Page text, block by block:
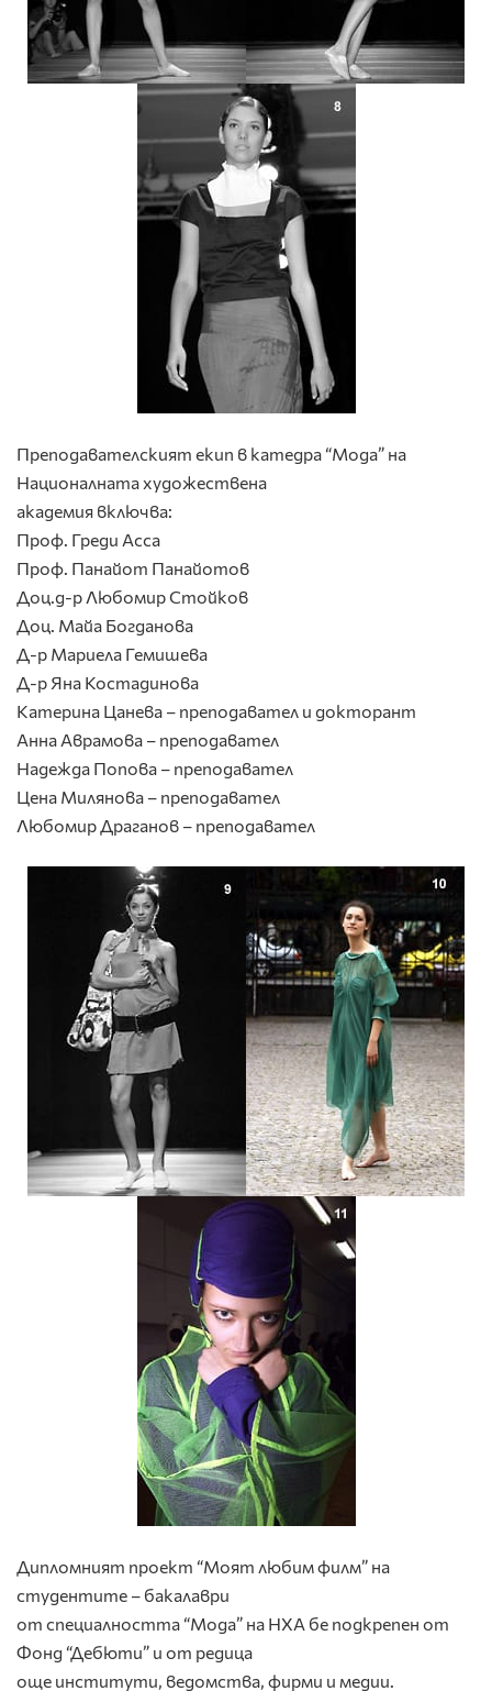
Преподавателският екип в катедра “Мода” на
Националната художествена
академия включва:
Проф. Греди Асса
Проф. Панайот Панайотов
Доц.д-р Любомир Стойков
Доц. Майа Богданова
Д-р Мариела Гемишева
Д-р Яна Костадинова
Катерина Цанева – преподавател и докторант
Анна Аврамова – преподавател
Надежда Попова – преподавател
Цена Милянова – преподавател
Любомир Драганов – преподавател
Дипломният проект “Моят любим филм” на
студентите – бакалаври
от специалността “Мода” на НХА бе подкрепен от
Фонд “Дебюти” и от редица
още институти, ведомства, фирми и медии.